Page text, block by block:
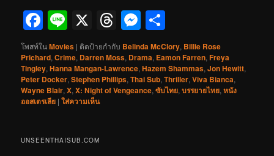
Facebook
Line
X Threads
Messenger
โพสท์ในMovies | ติดป้ายกำกับ Belinda McClory, Billie Rose
Prichard,Crime, Darren Moss, Drama, Eamon Farren,Freya
Tingley,Hanna Mangan-Lawrence,Hazem Shammas,Jon Hewitt,
Peter Docker,Stephen Phillips,Thai Sub,Thriller,Viva Bianca,
Wayne Blair,X,X: Night of Vengeance,ซับไทย,บรรยายไทย,หนัง
ออสเตรเลีย |ใส่ความเห็น
UNSEENTHAISUB.COM